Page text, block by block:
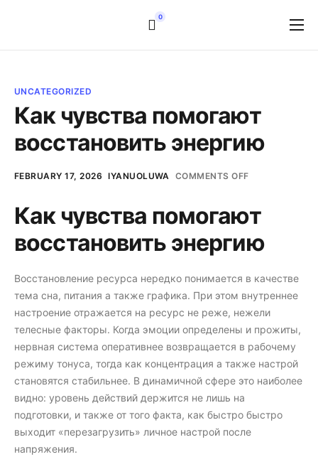
Home
Pricing
Resources
0
UNCATEGORIZED
Как чувства помогают
восстановить энергию
FEBRUARY 17, 2026 IYANUOLUWA COMMENTS OFF
Как чувства помогают
восстановить энергию
Восстановление ресурса нередко понимается в качестве
тема сна, питания а также графика. При этом внутреннее
настроение отражается на ресурс не реже, нежели
телесные факторы. Когда эмоции определены и прожиты,
нервная система оперативнее возвращается в рабочему
режиму тонуса, тогда как концентрация а также настрой
становятся стабильнее. В динамичной сфере это наиболее
видно: уровень действий держится не лишь на
подготовки, и также от того факта, как быстро быстро
выходит «перезагрузить» личное настрой после
напряжения.